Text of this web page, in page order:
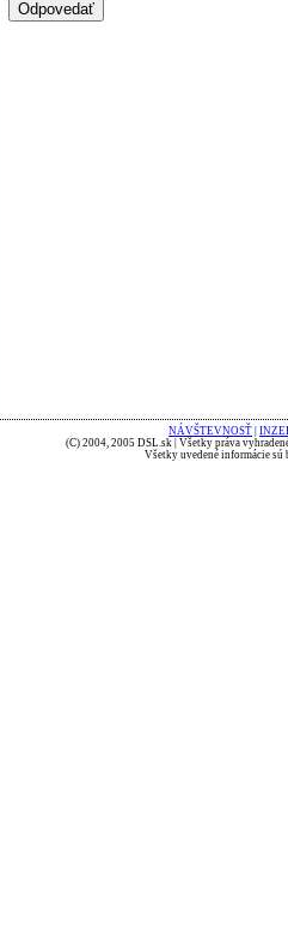
NÁVŠTEVNOSŤ
(C) 2004, 2005 DSL.sk | Všetky práva
Všetky uvedené informácie sú